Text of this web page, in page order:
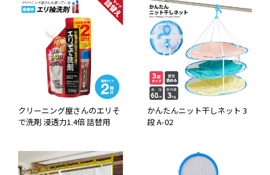
クリーニング屋さんのエリそ
で洗剤 浸透力1.4倍 詰替用
かんたんニット干しネット 3
段 A-02